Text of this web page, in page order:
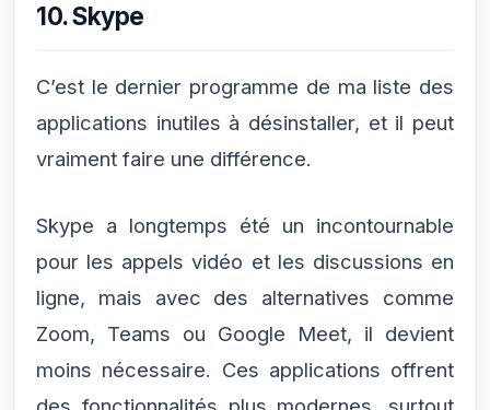
10. Skype
C’est le dernier programme de ma liste des
applications inutiles à désinstaller, et il peut
vraiment faire une différence.
Skype a longtemps été un incontournable
pour les appels vidéo et les discussions en
ligne, mais avec des alternatives comme
Zoom, Teams ou Google Meet, il devient
moins nécessaire. Ces applications offrent